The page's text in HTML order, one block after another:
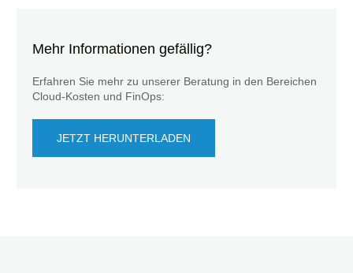
Mehr Informationen gefällig?
Erfahren Sie mehr zu unserer Beratung in den Bereichen
Cloud-Kosten und FinOps:
JETZT HERUNTERLADEN